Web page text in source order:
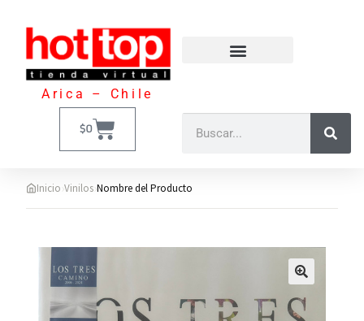
Arica – Chile
$0
Inicio›Vinilos›Nombre del Producto